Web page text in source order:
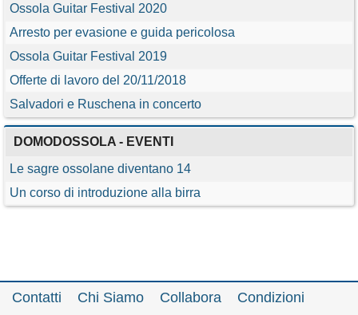
Ossola Guitar Festival 2020
Arresto per evasione e guida pericolosa
Ossola Guitar Festival 2019
Offerte di lavoro del 20/11/2018
Salvadori e Ruschena in concerto
DOMODOSSOLA - EVENTI
Le sagre ossolane diventano 14
Un corso di introduzione alla birra
Contatti Chi Siamo Collabora Condizioni